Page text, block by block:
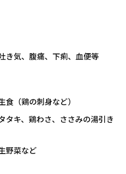
き気、腹痛、下痢、血便等
（鶏の刺身など）
タキ、鶏わさ、ささみの湯引き
野菜など